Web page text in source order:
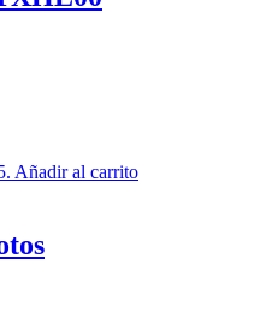
Añadir al carrito